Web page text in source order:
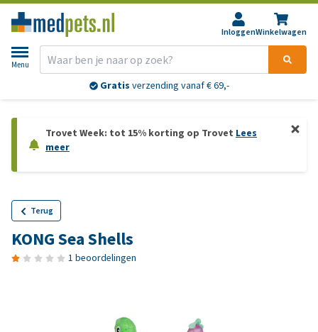
InloggenWinkelwagen
Menu
Gratis verzending vanaf € 69,-
Trovet Week: tot 15% korting op Trovet Lees
meer
Terug
KONG Sea Shells
1 beoordelingen